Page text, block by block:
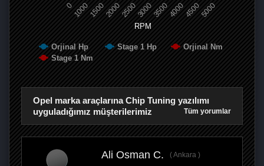
RPM
Orjinal Hp Stage 1 Hp
Orjinal Nm
Stage 1 Nm
0 100015002000250030003500400045005000
Opel marka araçlarına Chip Tuning yazılımı
uyguladığımız müşterilerimiz
Tüm yorumlar
Ali Osman C.
Ankara